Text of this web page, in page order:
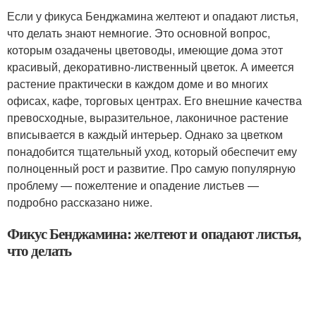
Если у фикуса Бенджамина желтеют и опадают листья,
что делать знают немногие. Это основной вопрос,
которым озадачены цветоводы, имеющие дома этот
красивый, декоративно-лиственный цветок. А имеется
растение практически в каждом доме и во многих
офисах, кафе, торговых центрах. Его внешние качества
превосходные, выразительное, лаконичное растение
вписывается в каждый интерьер. Однако за цветком
понадобится тщательный уход, который обеспечит ему
полноценный рост и развитие. Про самую популярную
проблему — пожелтение и опадение листьев —
подробно рассказано ниже.
Фикус Бенджамина: желтеют и опадают листья,
что делать